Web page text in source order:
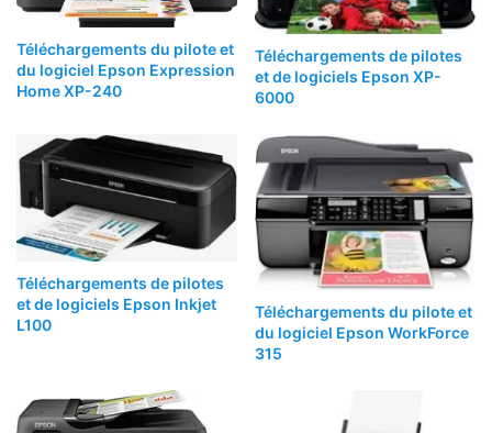
Téléchargements du pilote et
du logiciel Epson Expression
Home XP-240
Téléchargements de pilotes
et de logiciels Epson XP-
6000
Téléchargements de pilotes
et de logiciels Epson Inkjet
L100
Téléchargements du pilote et
du logiciel Epson WorkForce
315